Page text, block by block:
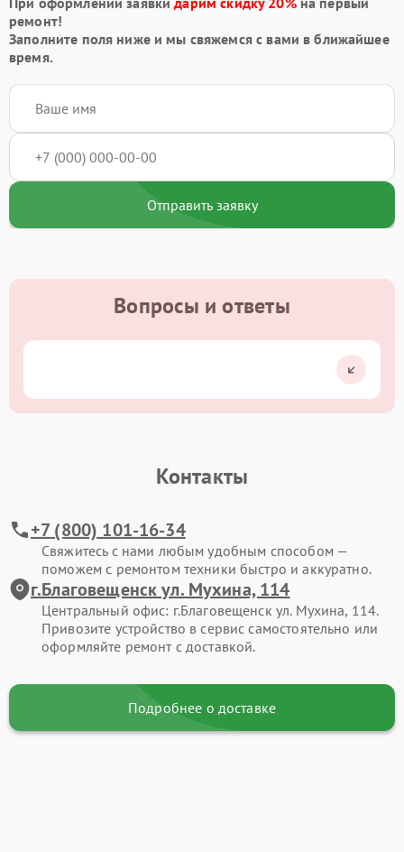
ремонт!
Заполните поля ниже и мы свяжемся с вами в ближайшее
время.
Отправить заявку
Вопросы и ответы
Контакты
+7 (800) 101-16-34
Свяжитесь с нами любым удобным способом —
поможем с ремонтом техники быстро и аккуратно.
г.Благовещенск ул. Мухина, 114
Центральный офис: г.Благовещенск ул. Мухина, 114.
Привозите устройство в сервис самостоятельно или
оформляйте ремонт с доставкой.
Подробнее о доставке